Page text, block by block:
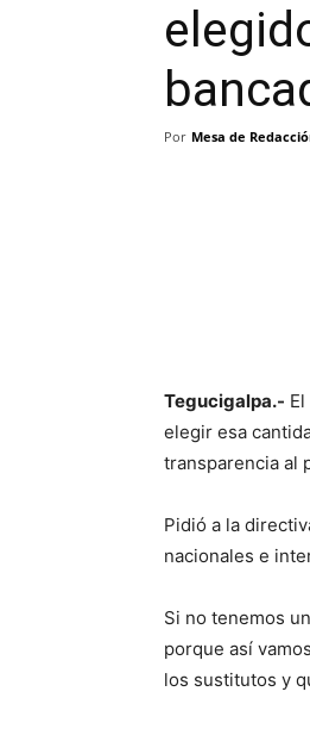
Por Mesa de
Tegucigalpa.-
elegir esa
transparencia al
Pidió a la
nacionales e
Si no tenemos
porque así
los sustitutos y